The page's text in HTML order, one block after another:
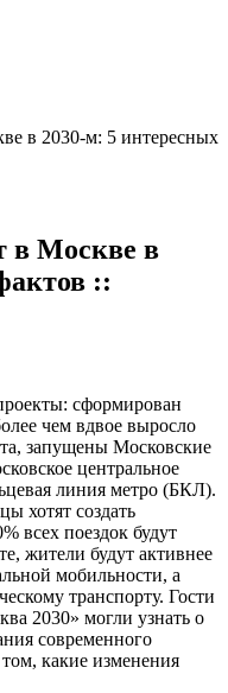
в 2030-м: 5 интересных
в Москве в
::
сформирован
чем вдвое выросло
запущены Московские
центральное
линия метро (БКЛ).
хотят создать
всех поездок будут
жители будут активнее
мобильности, а
транспорту. Гости
2030» могли узнать о
современного
какие изменения